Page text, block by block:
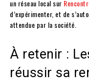
un réseau local sur
d’expérimenter, et de
attendue par la société.
À retenir :
réussir sa